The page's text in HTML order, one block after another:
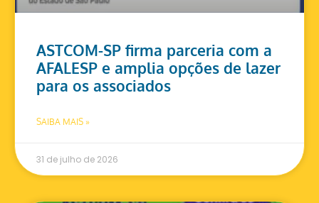
ASTCOM-SP firma parceria com a
AFALESP e amplia opções de lazer
para os associados
SAIBA MAIS »
31 de julho de 2026